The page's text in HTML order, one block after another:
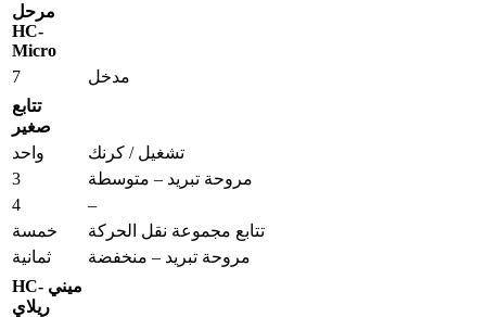
مرحل
HC-
Micro
7
مدخل
تتابع
صغير
واحد
تشغيل / كرنك
3
مروحة تبريد – متوسطة
4
–
خمسة
تتابع مجموعة نقل الحركة
ثمانية
مروحة تبريد – منخفضة
HC- ميني
ريلاي